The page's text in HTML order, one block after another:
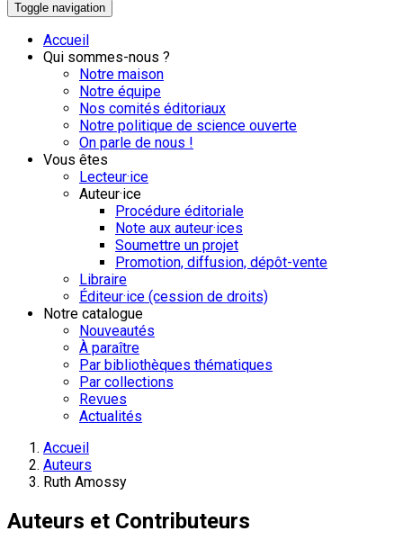
Toggle navigation
Accueil
Qui sommes-nous ?
Notre maison
Notre équipe
Nos comités éditoriaux
Notre politique de science ouverte
On parle de nous !
Vous êtes
Lecteur·ice
Auteur·ice
Procédure éditoriale
Note aux auteur·ices
Soumettre un projet
Promotion, diffusion, dépôt-vente
Libraire
Éditeur·ice (cession de droits)
Notre catalogue
Nouveautés
À paraître
Par bibliothèques thématiques
Par collections
Revues
Actualités
Accueil
Auteurs
Ruth Amossy
Auteurs et Contributeurs